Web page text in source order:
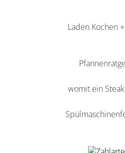
Laden Kochen
womit ein